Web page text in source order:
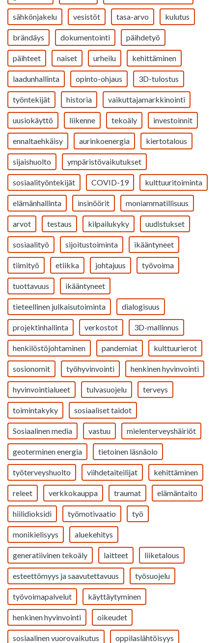
sähkönjakelu vesistöt tasa-arvo kulutus
brändäys dokumentointi päihdetyö
päihteet naiset urheilu kehittäminen
laadunhallinta opinto-ohjaus 3D-tulostus
työntekijät historia vaikuttajamarkkinointi
uusiokäyttö liikenne tekoäly investoinnit
ennaltaehkäisy aurinkoenergia kiertotalous
sijaishuolto ympäristövaikutukset
sosiaalityöntekijät COVID-19 kulttuuritoiminta
elämänhallinta insinöörit moniammatillisuus
arvot testaus kilpailukyky uudistukset
sosiaalityö sijoitustoiminta ikääntyneet
tiimityö etiikka johtajuus työvoima
tuottavuus ikääntyneet
tieteellinen julkaisutoiminta dialogisuus
projektinhallinta verkostot 3D-mallinnus
henkilöstöjohtaminen pandemiat kulttuurierot
sosionomit työhyvinvointi henkinen hyvinvointi
hyvinvointialueet tulvasuojelu terveys
toimintakyky sosiaaliset taidot
Sosiaalinen media vastuu mielenterveyshäiriöt
geoterminen energia tietoinen läsnäolo
työterveyshuolto viihdetaiteilijat kehittäminen
releet verkkokauppa traumat elämäntaito
hiilidioksidi työmotivaatio työ
monikielisyys aluekehitys
generatiivinen tekoäly laitteet liiketalous
esteettömyys ja saavutettavuus työsuojelu
työvoimapalvelut käyttäytyminen
henkinen hyvinvointi oikeudet
sosiaalinen vuorovaikutus oppilaslähtöisyys